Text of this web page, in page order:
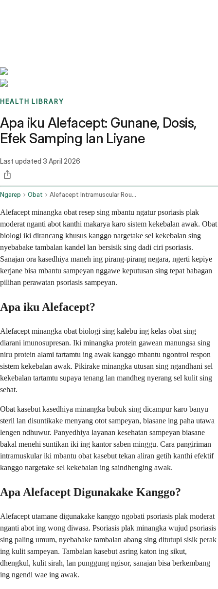
HEALTH LIBRARY
Apa iku Alefacept: Gunane, Dosis,
Efek Samping lan Liyane
Last updated 3 April 2026
Ngarep Obat Alefacept Intramuscular Route
Alefacept minangka obat resep sing mbantu ngatur psoriasis plak
moderat nganti abot kanthi makarya karo sistem kekebalan awak. Obat
biologi iki dirancang khusus kanggo nargetake sel kekebalan sing
nyebabake tambalan kandel lan bersisik sing dadi ciri psoriasis.
Sanajan ora kasedhiya maneh ing pirang-pirang negara, ngerti kepiye
kerjane bisa mbantu sampeyan nggawe keputusan sing tepat babagan
pilihan perawatan psoriasis sampeyan.
Apa iku Alefacept?
Alefacept minangka obat biologi sing kalebu ing kelas obat sing
diarani imunosupresan. Iki minangka protein gawean manungsa sing
niru protein alami tartamtu ing awak kanggo mbantu ngontrol respon
sistem kekebalan awak. Pikirake minangka utusan sing ngandhani sel
kekebalan tartamtu supaya tenang lan mandheg nyerang sel kulit sing
sehat.
Obat kasebut kasedhiya minangka bubuk sing dicampur karo banyu
steril lan disuntikake menyang otot sampeyan, biasane ing paha utawa
lengen ndhuwur. Panyedhiya layanan kesehatan sampeyan biasane
bakal menehi suntikan iki ing kantor saben minggu. Cara pangiriman
intramuskular iki mbantu obat kasebut tekan aliran getih kanthi efektif
kanggo nargetake sel kekebalan ing saindhenging awak.
Apa Alefacept Digunakake Kanggo?
Alefacept utamane digunakake kanggo ngobati psoriasis plak moderat
nganti abot ing wong diwasa. Psoriasis plak minangka wujud psoriasis
sing paling umum, nyebabake tambalan abang sing ditutupi sisik perak
ing kulit sampeyan. Tambalan kasebut asring katon ing sikut,
dhengkul, kulit sirah, lan punggung ngisor, sanajan bisa berkembang
ing ngendi wae ing awak.